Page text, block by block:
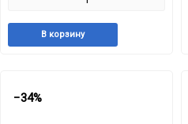
В корзину
−34%